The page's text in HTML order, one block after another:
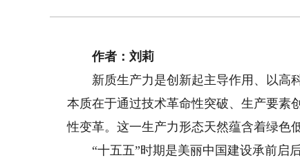
作者：刘莉
新质生产力是创新起主导作用、以高
本质在于通过技术革命性突破、生产要素
性变革。这一生产力形态天然蕴含着绿色
“十五五”时期是美丽中国建设承前启